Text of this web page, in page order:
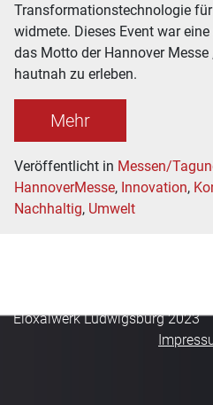
Transformationstechnologie für
widmete. Dieses Event war
das Motto der Hannover
hautnah zu erleben.
Mehr
Veröffentlicht in Messen/
HannoverMesse, Innovation,
Nachhaltig, Umwelt
Eloxalwerk Ludwigsburg 2023